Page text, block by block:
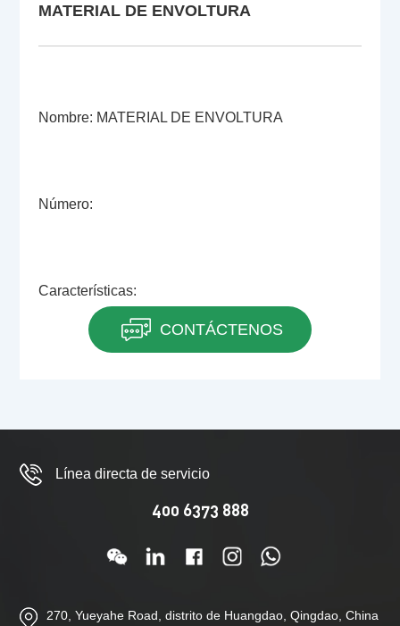
MATERIAL DE ENVOLTURA
Nombre: MATERIAL DE ENVOLTURA
Número:
Características:
CONTÁCTENOS
Línea directa de servicio
270, Yueyahe Road, distrito de Huangdao, Qingdao, China
400 6373 888